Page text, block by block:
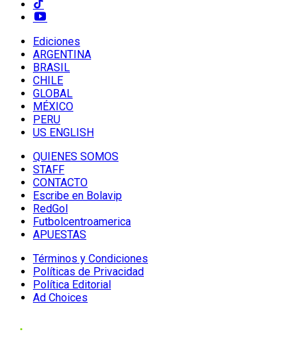
Ediciones
ARGENTINA
BRASIL
CHILE
GLOBAL
MÉXICO
PERU
US ENGLISH
QUIENES SOMOS
STAFF
CONTACTO
Escribe en Bolavip
RedGol
Futbolcentroamerica
APUESTAS
Términos y Condiciones
Políticas de Privacidad
Política Editorial
Ad Choices